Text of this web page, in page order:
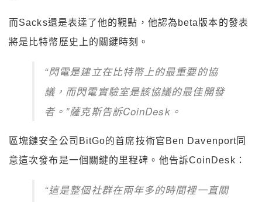
而Sacks還是表達了他的觀點，他認為beta版本的發表
將是比特幣歷史上的關鍵時刻。
“閃電是建立在比特幣上的最重要的協
議，而閃電實驗室是該協議的最佳開發
者。”薩克斯告訴CoinDesk。
區塊鏈安全公司BitGo的首席技術官Ben Davenport同
意這次發布是一個關鍵的里程碑。他告訴CoinDesk：
“這是整個社群在兩年多的時間裡一直關